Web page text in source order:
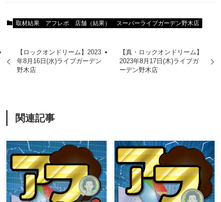
取材結果 アフレポ 店舗（結果） スーパーライブガーデン野木店
【ロックオンドリーム】2023
年8月16日(水)ライブガーデン
野木店
【真・ロックオンドリーム】
2023年8月17日(木)ライブガ
ーデン野木店
関連記事